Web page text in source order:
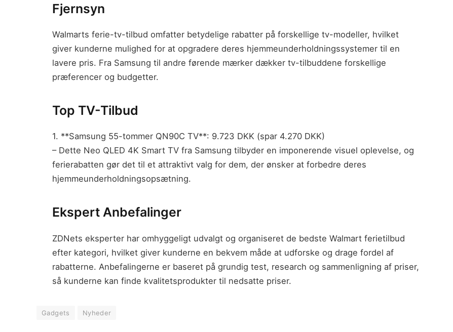
Fjernsyn
Walmarts ferie-tv-tilbud omfatter betydelige rabatter på forskellige tv-modeller, hvilket
giver kunderne mulighed for at opgradere deres hjemmeunderholdningssystemer til en
lavere pris. Fra Samsung til andre førende mærker dækker tv-tilbuddene forskellige
præferencer og budgetter.
Top TV-Tilbud
1. **Samsung 55-tommer QN90C TV**: 9.723 DKK (spar 4.270 DKK)
– Dette Neo QLED 4K Smart TV fra Samsung tilbyder en imponerende visuel oplevelse, og
ferierabatten gør det til et attraktivt valg for dem, der ønsker at forbedre deres
hjemmeunderholdningsopsætning.
Ekspert Anbefalinger
ZDNets eksperter har omhyggeligt udvalgt og organiseret de bedste Walmart ferietilbud
efter kategori, hvilket giver kunderne en bekvem måde at udforske og drage fordel af
rabatterne. Anbefalingerne er baseret på grundig test, research og sammenligning af priser,
så kunderne kan finde kvalitetsprodukter til nedsatte priser.
Gadgets Nyheder